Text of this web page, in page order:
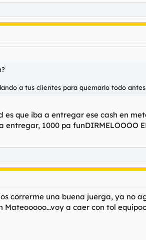
a tus clientes para quemarlo todo
es que iba a entregar ese cash en
1000 pa funDIRMELOOOO
correrme una buena juerga, ya no
Mateooooo...voy a caer con tol